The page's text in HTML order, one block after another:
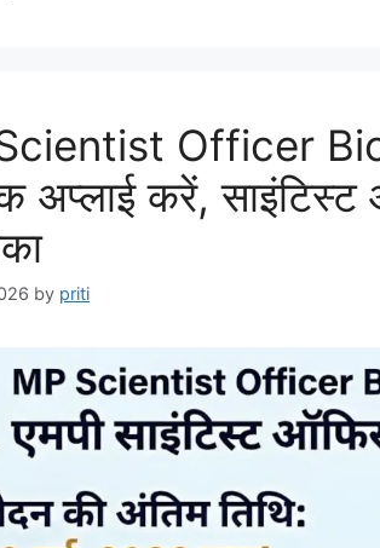
Officer
अप्लाई करें, साइंटिस्ट
by priti